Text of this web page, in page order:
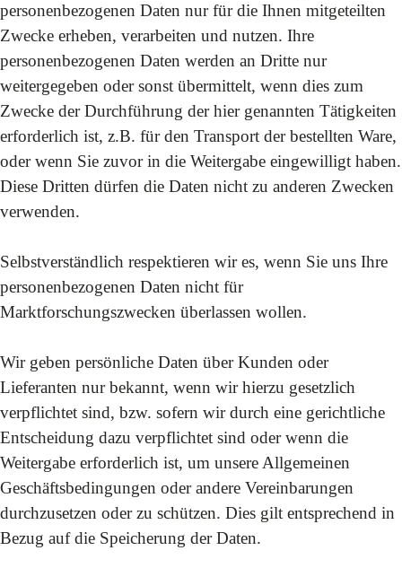
personenbezogenen Daten nur für die Ihnen mitgeteilten
Zwecke erheben, verarbeiten und nutzen. Ihre
personenbezogenen Daten werden an Dritte nur
weitergegeben oder sonst übermittelt, wenn dies zum
Zwecke der Durchführung der hier genannten Tätigkeiten
erforderlich ist, z.B. für den Transport der bestellten Ware,
oder wenn Sie zuvor in die Weitergabe eingewilligt haben.
Diese Dritten dürfen die Daten nicht zu anderen Zwecken
verwenden.
Selbstverständlich respektieren wir es, wenn Sie uns Ihre
personenbezogenen Daten nicht für
Marktforschungszwecken überlassen wollen.
Wir geben persönliche Daten über Kunden oder
Lieferanten nur bekannt, wenn wir hierzu gesetzlich
verpflichtet sind, bzw. sofern wir durch eine gerichtliche
Entscheidung dazu verpflichtet sind oder wenn die
Weitergabe erforderlich ist, um unsere Allgemeinen
Geschäftsbedingungen oder andere Vereinbarungen
durchzusetzen oder zu schützen. Dies gilt entsprechend in
Bezug auf die Speicherung der Daten.